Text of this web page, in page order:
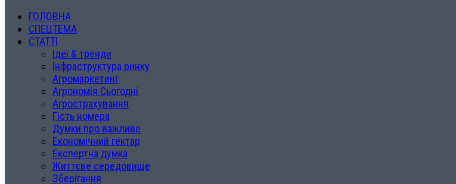
ГОЛОВНА
СПЕЦТЕМА
СТАТТІ
Ідеї & тренди
Інфраструктура ринку
Агромаркетинг
Агрономія Сьогодні
Агрострахування
Гість номера
Думки про важливе
Економічний гектар
Експертна думка
Життєве середовище
Зберігання